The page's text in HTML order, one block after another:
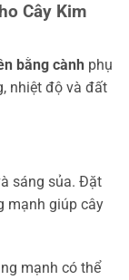
Cây Kim
bằng cành phụ
nhiệt độ và đất
sáng sủa. Đặt
mạnh giúp cây
mạnh có thể